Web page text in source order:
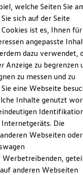
Updates
welche Seiten Sie
sich auf der Seite
ist es, Ihnen für
angepasste
dazu verwendet,
Anzeige zu begrenzen
zu messen und zu
eine Webseite
Inhalte genutzt
Die
Webseiten oder
Werbetreibenden,
anderen Webseiten